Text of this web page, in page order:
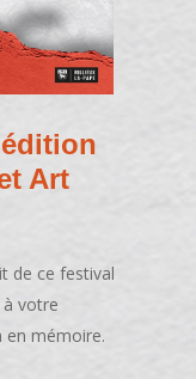
Art
de ce festival
à votre
en mémoire.